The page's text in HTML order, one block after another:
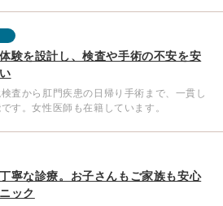
験を設計し、検査や手術の不安を安
査から肛門疾患の日帰り手術まで、一貫し
す。女性医師も在籍しています。
寧な診療。お子さんもご家族も安心
ック